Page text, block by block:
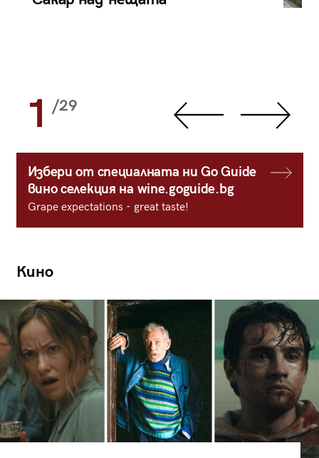
1 /29
Избери от специалната ни Go Guide
вино селекция на wine.goguide.bg
Grape expectations - great taste!
Кино